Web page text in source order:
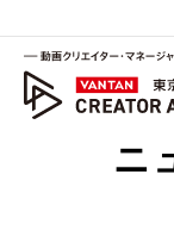
ニ